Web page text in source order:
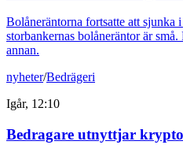
Bolåneräntorna fortsatte att
storbankernas bolåneräntor är
annan.
nyheter/Bedrägeri
Igår, 12:10
Bedragare utnyttjar